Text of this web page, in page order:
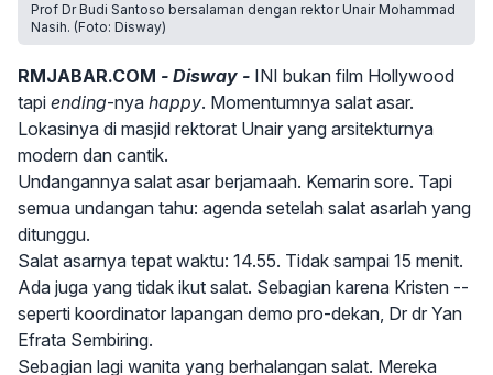
Prof Dr Budi Santoso bersalaman dengan rektor Unair Mohammad
Nasih. (Foto: Disway)
RMJABAR.COM - Disway - INI bukan film Hollywood
tapi ending-nya happy. Momentumnya salat asar.
Lokasinya di masjid rektorat Unair yang arsitekturnya
modern dan cantik.
Undangannya salat asar berjamaah. Kemarin sore. Tapi
semua undangan tahu: agenda setelah salat asarlah yang
ditunggu.
Salat asarnya tepat waktu: 14.55. Tidak sampai 15 menit.
Ada juga yang tidak ikut salat. Sebagian karena Kristen --
seperti koordinator lapangan demo pro-dekan, Dr dr Yan
Efrata Sembiring.
Sebagian lagi wanita yang berhalangan salat. Mereka